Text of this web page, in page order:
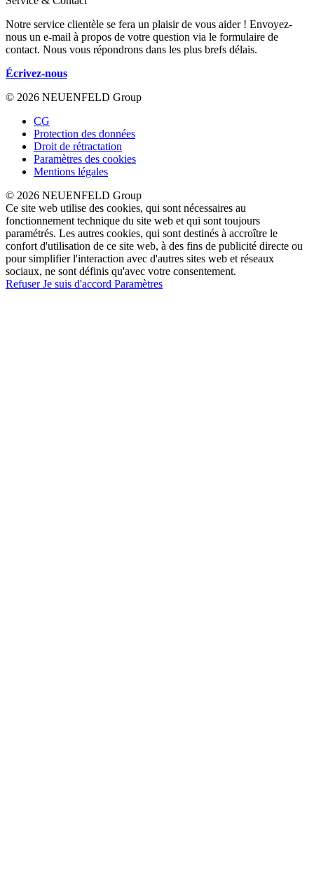
Notre service clientèle se fera un plaisir de vous aider ! Envoyez-
nous un e-mail à propos de votre question via le formulaire de
contact. Nous vous répondrons dans les plus brefs délais.
Écrivez-nous
© 2026 NEUENFELD Group
CG
Protection des données
Droit de rétractation
Paramètres des cookies
Mentions légales
© 2026 NEUENFELD Group
Ce site web utilise des cookies, qui sont nécessaires au
fonctionnement technique du site web et qui sont toujours
paramétrés. Les autres cookies, qui sont destinés à accroître le
confort d'utilisation de ce site web, à des fins de publicité directe ou
pour simplifier l'interaction avec d'autres sites web et réseaux
sociaux, ne sont définis qu'avec votre consentement.
RefuserJe suis d'accord Paramètres